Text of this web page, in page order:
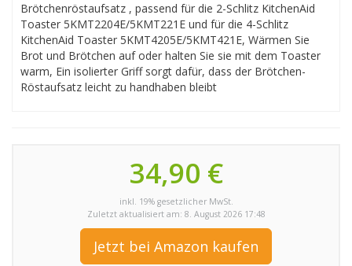
Brötchenröstaufsatz , passend für die 2-Schlitz KitchenAid
Toaster 5KMT2204E/5KMT221E und für die 4-Schlitz
KitchenAid Toaster 5KMT4205E/5KMT421E, Wärmen Sie
Brot und Brötchen auf oder halten Sie sie mit dem Toaster
warm, Ein isolierter Griff sorgt dafür, dass der Brötchen-
Röstaufsatz leicht zu handhaben bleibt
34,90 €
inkl. 19% gesetzlicher MwSt.
Zuletzt aktualisiert am: 8. August 2026 17:48
Jetzt bei Amazon kaufen